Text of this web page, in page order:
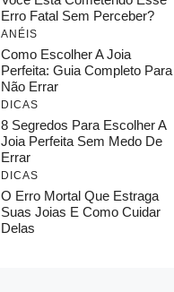
Erro Fatal Sem Perceber?
ANÉIS
Como Escolher A Joia
Perfeita: Guia Completo Para
Não Errar
DICAS
8 Segredos Para Escolher A
Joia Perfeita Sem Medo De
Errar
DICAS
O Erro Mortal Que Estraga
Suas Joias E Como Cuidar
Delas